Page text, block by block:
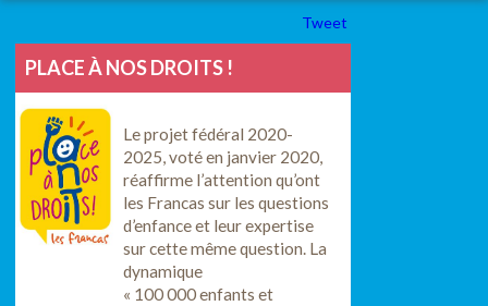
Tweet
PLACE À NOS DROITS !
Le projet fédéral 2020-
2025, voté en janvier 2020,
réaffirme l’attention qu’ont
les Francas sur les questions
d’enfance et leur expertise
sur cette même question. La
dynamique
« 100 000 enfants et